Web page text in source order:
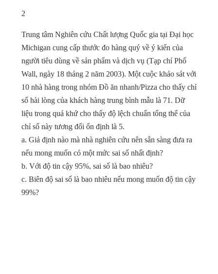
2
Trung tâm Nghiên cứu Chất lượng Quốc gia tại Đại học
Michigan cung cấp thước đo hàng quý về ý kiến ​​của
người tiêu dùng về sản phẩm và dịch vụ (Tạp chí Phố
Wall, ngày 18 tháng 2 năm 2003). Một cuộc khảo sát với
10 nhà hàng trong nhóm Đồ ăn nhanh/Pizza cho thấy chỉ
số hài lòng của khách hàng trung bình mẫu là 71. Dữ
liệu trong quá khứ cho thấy độ lệch chuẩn tổng thể của
chỉ số này tương đối ổn định là 5.
a. Giả định nào mà nhà nghiên cứu nên sẵn sàng đưa ra
nếu mong muốn có một mức sai số nhất định?
b. Với độ tin cậy 95%, sai số là bao nhiêu?
c. Biên độ sai số là bao nhiêu nếu mong muốn độ tin cậy
99%?